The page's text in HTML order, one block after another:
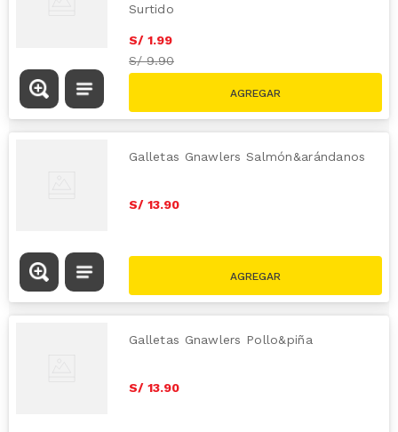
Surtido
S/ 1.99
S/9.90
Galletas Gnawlers Salmón&arándanos
S/ 13.90
Galletas Gnawlers Pollo&piña
S/ 13.90